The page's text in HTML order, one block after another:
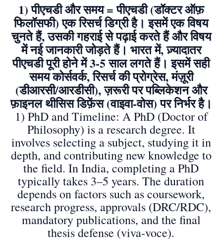
1) पीएचडी और समय = पीएचडी (डॉक्टर ऑफ़
फिलॉसफी) एक रिसर्च डिग्री है। इसमें एक विषय
चुनते हैं, उसकी गहराई से पढ़ाई करते हैं और विषय
में नई जानकारी जोड़ते हैं। भारत में, ज़्यादातर
पीएचडी पूरी होने में 3-5 साल लगते हैं। इसमें सही
समय कोर्सवर्क, रिसर्च की प्रोग्रेस, मंज़ूरी
(डीआरसी/आरडीसी), ज़रूरी पर पब्लिकेशन और
फ़ाइनल थीसिस डिफ़ेंस (वाइवा-वोस) पर निर्भर है।
1) PhD and Timeline: A PhD (Doctor of
Philosophy) is a research degree. It
involves selecting a subject, studying it in
depth, and contributing new knowledge to
the field. In India, completing a PhD
typically takes 3–5 years. The duration
depends on factors such as coursework,
research progress, approvals (DRC/RDC),
mandatory publications, and the final
thesis defense (viva-voce).